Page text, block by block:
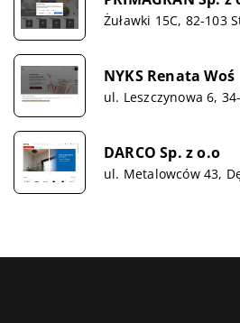
Żuławki 15C, 82-103
NYKS Renata Woś
ul. Leszczynowa 6,
DARCO Sp. z o.o
ul. Metalowców 43,